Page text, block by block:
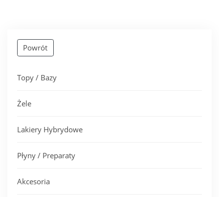
Powrót
Topy / Bazy
Żele
Lakiery Hybrydowe
Płyny / Preparaty
Akcesoria